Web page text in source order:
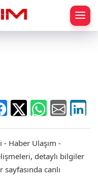
- Haber Ulaşım -
detaylı bilgiler
canlı